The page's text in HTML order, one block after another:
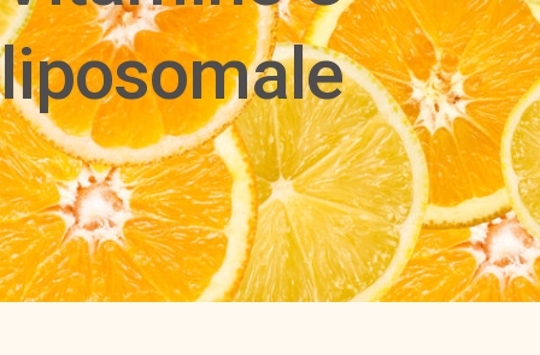
liposomale